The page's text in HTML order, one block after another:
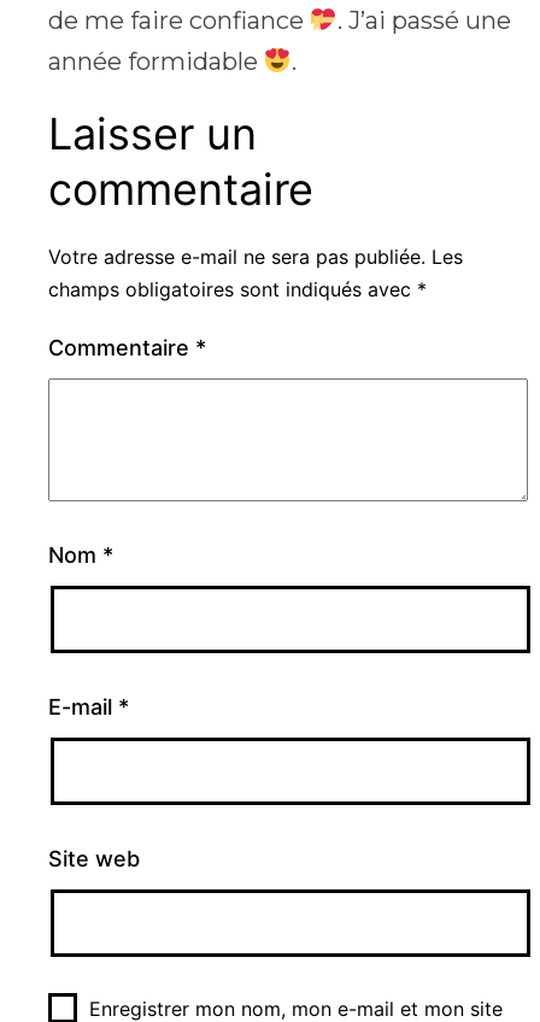
de me faire confiance
. J’ai passé une
année formidable
.
Laisser un
commentaire
Votre adresse e-mail ne sera pas publiée. Les
champs obligatoires sont indiqués avec *
Commentaire *
Nom *
E-mail *
Site web
Enregistrer mon nom, mon e-mail et mon site